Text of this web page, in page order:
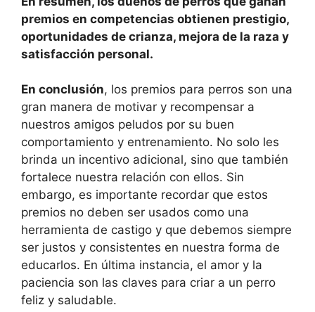
premios en competencias obtienen prestigio,
oportunidades de crianza, mejora de la raza y
satisfacción personal.
En conclusión, los premios para perros son una
gran manera de motivar y recompensar a
nuestros amigos peludos por su buen
comportamiento y entrenamiento. No solo les
brinda un incentivo adicional, sino que también
fortalece nuestra relación con ellos. Sin
embargo, es importante recordar que estos
premios no deben ser usados como una
herramienta de castigo y que debemos siempre
ser justos y consistentes en nuestra forma de
educarlos. En última instancia, el amor y la
paciencia son las claves para criar a un perro
feliz y saludable.